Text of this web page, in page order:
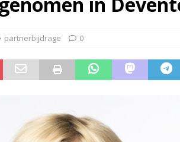
als apparaat voor podcasts
partnerbijdrage 0